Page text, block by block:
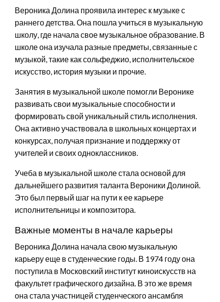
Вероника Долина проявила интерес к музыке с
раннего детства. Она пошла учиться в музыкальную
школу, где начала свое музыкальное образование. В
школе она изучала разные предметы, связанные с
музыкой, такие как сольфеджио, исполнительское
искусство, история музыки и прочие.
Занятия в музыкальной школе помогли Веронике
развивать свои музыкальные способности и
формировать свой уникальный стиль исполнения.
Она активно участвовала в школьных концертах и
конкурсах, получая признание и поддержку от
учителей и своих одноклассников.
Учеба в музыкальной школе стала основой для
дальнейшего развития таланта Вероники Долиной.
Это был первый шаг на пути к ее карьере
исполнительницы и композитора.
Важные моменты в начале карьеры
Вероника Долина начала свою музыкальную
карьеру еще в студенческие годы. В 1974 году она
поступила в Московский институт киноискусств на
факультет графического дизайна. В это же время
она стала участницей студенческого ансамбля